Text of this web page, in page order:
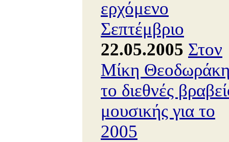
ερχόμενο
Σεπτέμβριο
22.05.2005 Στον
Μίκη
το διεθνές
μουσικής για το
2005